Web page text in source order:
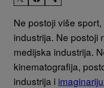
Ne postoji više
industrija. Ne postoji
medijska industrija.
kinematografija,
industrija i